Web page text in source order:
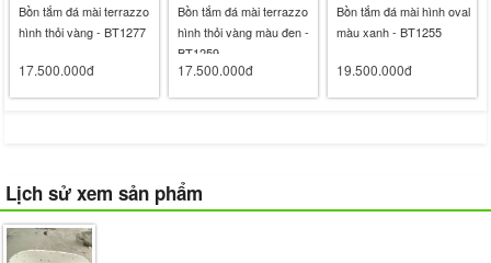
Bồn tắm đá mài terrazzo
hình thỏi vàng - BT1277
17.500.000đ
Bồn tắm đá mài terrazzo
hình thỏi vàng màu đen -
BT1259
17.500.000đ
Bồn tắm đá mài hình oval
màu xanh - BT1255
19.500.000đ
Lịch sử xem sản phẩm